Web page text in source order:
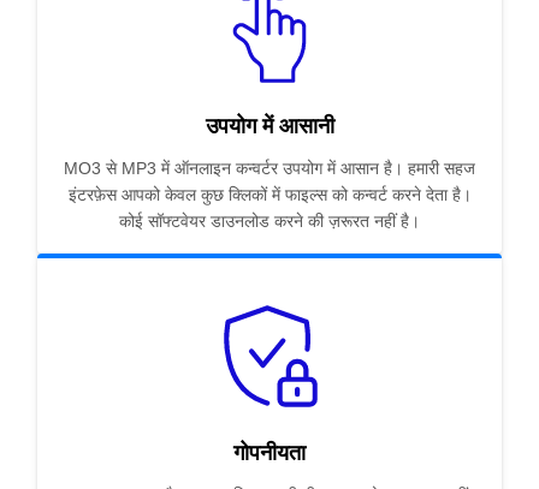
उपयोग में आसानी
MO3 से MP3 में ऑनलाइन कन्वर्टर उपयोग में आसान है। हमारी सहज
इंटरफ़ेस आपको केवल कुछ क्लिकों में फाइल्स को कन्वर्ट करने देता है।
कोई सॉफ्टवेयर डाउनलोड करने की ज़रूरत नहीं है।
गोपनीयता